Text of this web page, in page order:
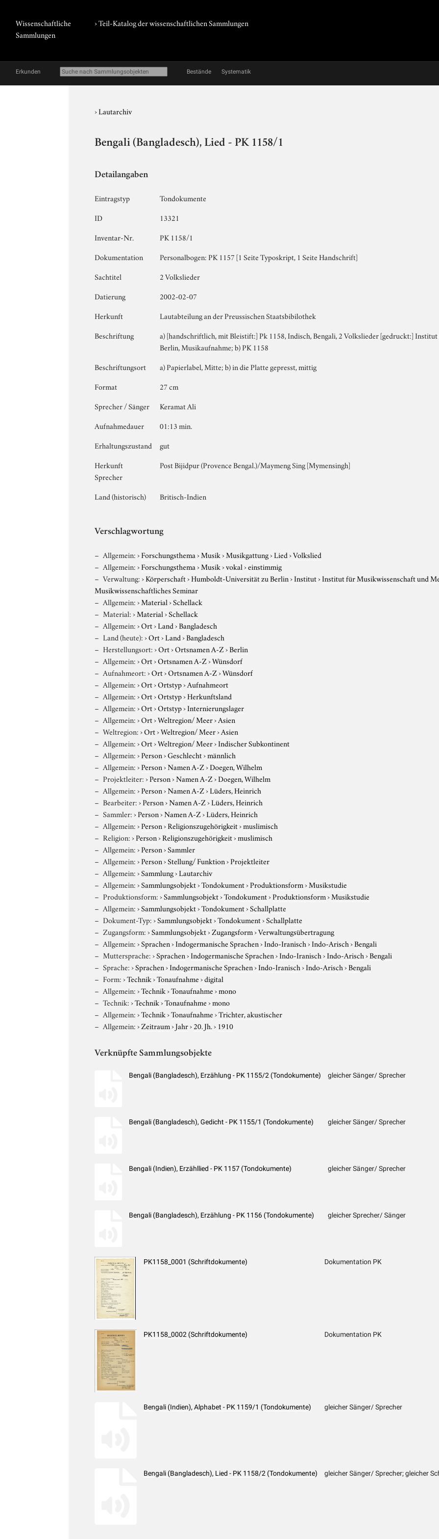
Wissenschaftliche
Sammlungen
› Teil-Katalog der wissenschaftlichen Sammlungen
Erkunden Bestände Systematik
›Lautarchiv
Bengali (Bangladesch), Lied - PK 1158/1
Detailangaben
Eintragstyp
Tondokumente
ID
13321
Inventar-Nr.
PK 1158/1
Dokumentation
Personalbogen: PK 1157 [1 Seite Typoskript, 1 Seite Handschrift]
Sachtitel
2 Volkslieder
Datierung
2002-02-07
Herkunft
Lautabteilung an der Preussischen Staatsbibilothek
Beschriftung
a) [handschriftlich, mit Bleistift:] Pk 1158, Indisch, Bengali, 2 Volkslieder [gedruckt:]
Berlin, Musikaufnahme; b) PK 1158
Beschriftungsort
a) Papierlabel, Mitte; b) in die Platte gepresst, mittig
Format
27 cm
Sprecher / Sänger
Keramat Ali
Aufnahmedauer
01:13 min.
Erhaltungszustand
gut
Herkunft
Sprecher
Post Bijidpur (Provence Bengal.)/Maymeng Sing [Mymensingh]
Land (historisch) Britisch-Indien
Verschlagwortung
Allgemein:›Forschungsthema›Musik›Musikgattung›Lied›Volkslied
Allgemein:›Forschungsthema›Musik›vokal›einstimmig
Verwaltung:›Körperschaft›Humboldt-Universität zu Berlin›Institut›Institut für Musikwissenschaft und
Musikwissenschaftliches Seminar
Allgemein:›Material›Schellack
Material:›Material›Schellack
Allgemein:›Ort›Land›Bangladesch
Land (heute):›Ort›Land›Bangladesch
Herstellungsort:›Ort›Ortsnamen A-Z›Berlin
Allgemein:›Ort›Ortsnamen A-Z›Wünsdorf
Aufnahmeort:›Ort›Ortsnamen A-Z›Wünsdorf
Allgemein:›Ort›Ortstyp›Aufnahmeort
Allgemein:›Ort›Ortstyp›Herkunftsland
Allgemein:›Ort›Ortstyp›Internierungslager
Allgemein:›Ort›Weltregion/ Meer›Asien
Weltregion:›Ort›Weltregion/ Meer›Asien
Allgemein:›Ort›Weltregion/ Meer›Indischer Subkontinent
Allgemein:›Person›Geschlecht›männlich
Allgemein:›Person›Namen A-Z›Doegen, Wilhelm
Projektleiter:›Person›Namen A-Z›Doegen, Wilhelm
Allgemein:›Person›Namen A-Z›Lüders, Heinrich
Bearbeiter:›Person›Namen A-Z›Lüders, Heinrich
Sammler:›Person›Namen A-Z›Lüders, Heinrich
Allgemein:›Person›Religionszugehörigkeit›muslimisch
Religion:›Person›Religionszugehörigkeit›muslimisch
Allgemein:›Person›Sammler
Allgemein:›Person›Stellung/ Funktion›Projektleiter
Allgemein:›Sammlung›Lautarchiv
Allgemein:›Sammlungsobjekt›Tondokument›Produktionsform›Musikstudie
Produktionsform:›Sammlungsobjekt›Tondokument›Produktionsform›Musikstudie
Allgemein:›Sammlungsobjekt›Tondokument›Schallplatte
Dokument-Typ:›Sammlungsobjekt›Tondokument›Schallplatte
Zugangsform:›Sammlungsobjekt›Zugangsform›Verwaltungsübertragung
Allgemein:›Sprachen›Indogermanische Sprachen›Indo-Iranisch›Indo-Arisch›Bengali
Muttersprache:›Sprachen›Indogermanische Sprachen›Indo-Iranisch›Indo-Arisch›Bengali
Sprache:›Sprachen›Indogermanische Sprachen›Indo-Iranisch›Indo-Arisch›Bengali
Form:›Technik›Tonaufnahme›digital
Allgemein:›Technik›Tonaufnahme›mono
Technik:›Technik›Tonaufnahme›mono
Allgemein:›Technik›Tonaufnahme›Trichter, akustischer
Allgemein:›Zeitraum›Jahr›20. Jh.› 1910
Verknüpfte Sammlungsobjekte
Bengali (Bangladesch), Erzählung - PK 1155/2 (Tondokumente) gleicher Sänger/ Sprecher
Bengali (Bangladesch), Gedicht - PK 1155/1 (Tondokumente) gleicher Sänger/ Sprecher
Bengali (Indien), Erzähllied - PK 1157 (Tondokumente) gleicher Sänger/ Sprecher
Bengali (Bangladesch), Erzählung - PK 1156 (Tondokumente) gleicher Sprecher/ Sänger
PK1158_0001 (Schriftdokumente) Dokumentation PK
PK1158_0002 (Schriftdokumente) Dokumentation PK
Bengali (Indien), Alphabet - PK 1159/1 (Tondokumente) gleicher Sänger/ Sprecher
Bengali (Bangladesch), Lied - PK 1158/2 (Tondokumente) gleicher Sänger/ Sprecher; gleicher